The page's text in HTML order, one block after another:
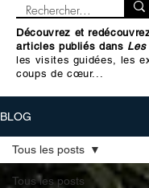
Découvrez et
articles publiés dans Les
les visites guidées, les
coups de cœur...
BLOG
Tous les posts
Tous les posts